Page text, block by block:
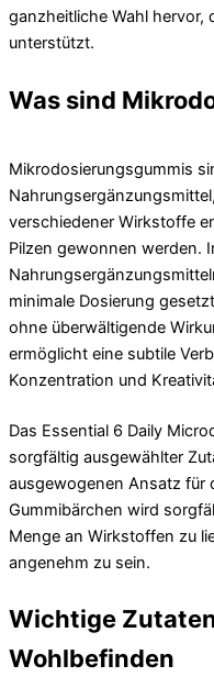
ganzheitliche Wahl hervor,
unterstützt.
Was sind
Mikrodosierungsgummis
verschiedener Wirkstoffe
Pilzen gewonnen werden.
minimale Dosierung
ohne überwältigende
ermöglicht eine subtile
Konzentration und
Das Essential 6 Daily
sorgfältig ausgewählter
ausgewogenen Ansatz für
Gummibärchen wird
Menge an Wirkstoffen zu
angenehm zu sein.
Wichtige
Wohlbefinden